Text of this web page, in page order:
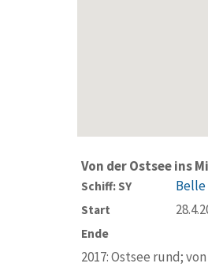
Von der Ostsee ins
Schiff: SY Belle
Start
Ende
2017: Ostsee rund;